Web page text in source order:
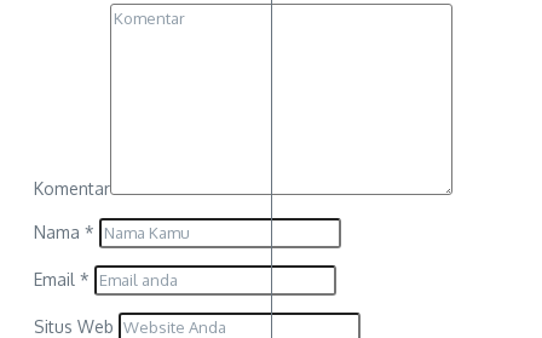
Komentar
Nama *
Email *
Situs Web